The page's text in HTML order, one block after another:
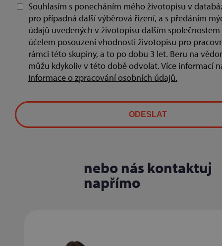
Souhlasím s ponecháním mého životopisu v
pro případná další výběrová řízení, a s předáním
údajů uvedených v životopisu dalším společnostem
účelem posouzení vhodnosti životopisu pro
rámci této skupiny, a to po dobu 3 let. Beru na
můžu kdykoliv v této době odvolat. Více informací
Informace o zpracování osobních údajů.
nebo nás kontaktuj
napřímo